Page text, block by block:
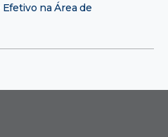
na Área de